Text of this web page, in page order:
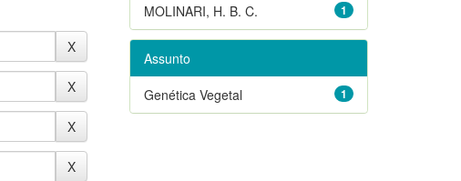
1
MOLINARI, H. B. C.
Assunto
1
Genética Vegetal